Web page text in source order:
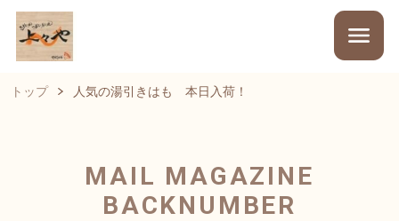
トップ 人気の湯引きはも 本日入荷！
MAIL MAGAZINE
BACKNUMBER